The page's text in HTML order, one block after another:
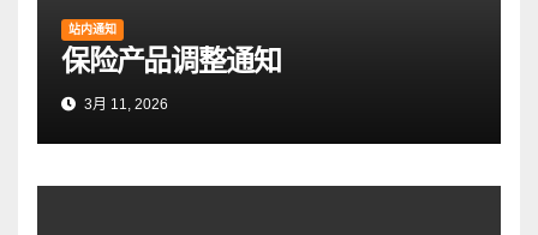
站内通知
保险产品调整通知
3月 11, 2026